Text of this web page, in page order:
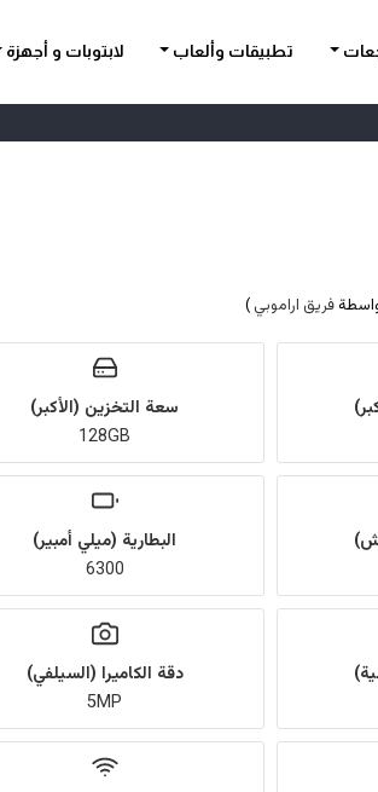
تطبيقات وألعاب لابتوبات و أجهزة
فريق اراموبي )
سعة التخزين (الأكبر)
128GB
البطارية (ميلي أمبير)
6300
دقة الكاميرا (السيلفي)
5MP